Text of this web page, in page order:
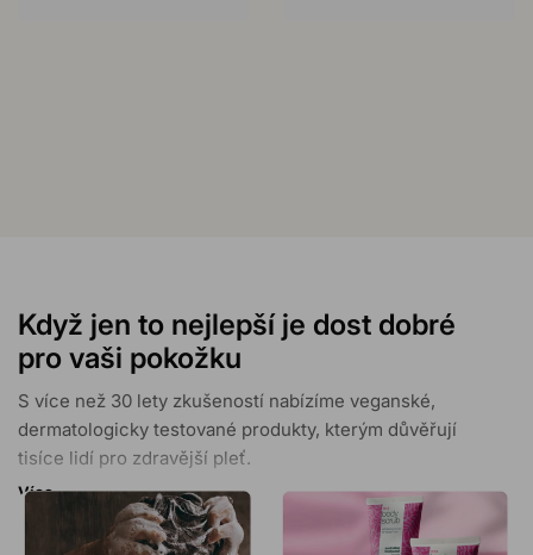
Když jen to nejlepší je dost dobré
pro vaši pokožku
S více než 30 lety zkušeností nabízíme veganské,
dermatologicky testované produkty, kterým důvěřují
tisíce lidí pro zdravější pleť.
S podporou více než 30 000 pozitivních recenzí a
mnoha oceněními garantujeme vaši spokojenost s
Více